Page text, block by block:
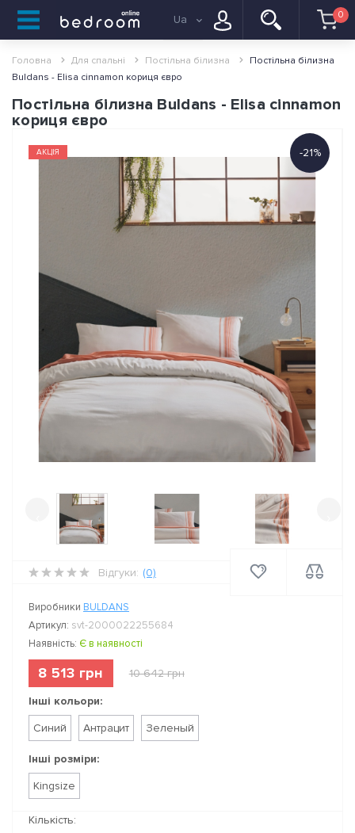
Ua 0
Головна Для спальні Постільна білизна
Постільна білизна
Buldans - Elisa cinnamon кориця євро
Постільна білизна Buldans - Elisa cinnamon
кориця євро
-21%
АКЦІЯ
Відгуки: (0)
Виробники BULDANS
Артикул: svt-2000022255684
Наявність: Є в наявності
8 513 грн 10 642 грн
Інші кольори:
Синий
Антрацит Зеленый
Інші розміри:
Kingsize
Кількість: